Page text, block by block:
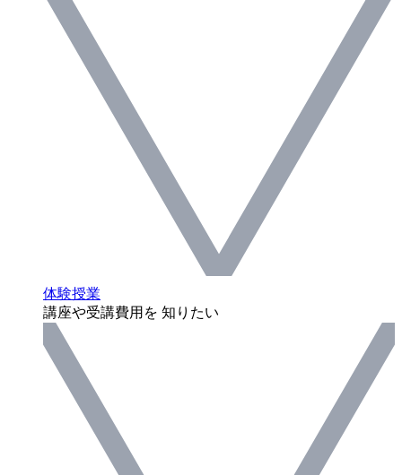
体験授業
講座や受講費用を 知りたい